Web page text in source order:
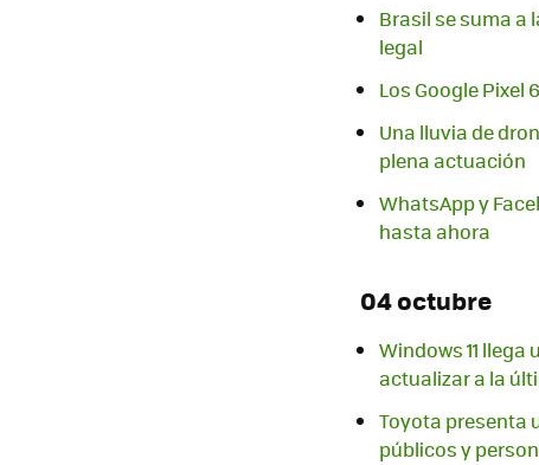
Brasil se suma a
legal
Los Google Pixel
Una lluvia de
plena actuación
WhatsApp y
hasta ahora
04 octubre
Windows 11
actualizar a la
Toyota presenta
públicos y